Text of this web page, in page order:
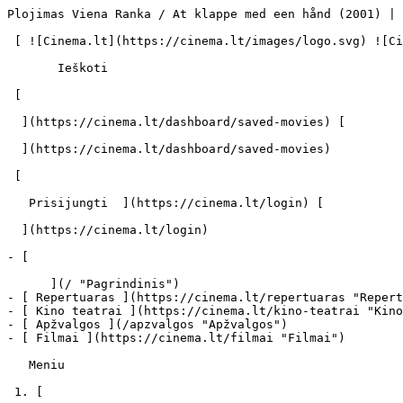
Plojimas Viena Ranka / At klappe med een hånd (2001) | Filmo online info - cinema.lt                            Ieškoti     

 [ ![Cinema.lt](https://cinema.lt/images/logo.svg) ![Cinema.lt](https://cinema.lt/images/favicon.svg) ](https://cinema.lt "Cinema.lt")

       Ieškoti     

 [  

  ](https://cinema.lt/dashboard/saved-movies) [  

  ](https://cinema.lt/dashboard/saved-movies)

 [  

   Prisijungti  ](https://cinema.lt/login) [  

  ](https://cinema.lt/login) 

- [  

      ](/ "Pagrindinis")
- [ Repertuaras ](https://cinema.lt/repertuaras "Repertuaras")
- [ Kino teatrai ](https://cinema.lt/kino-teatrai "Kino teatrai")
- [ Apžvalgos ](/apzvalgos "Apžvalgos")
- [ Filmai ](https://cinema.lt/filmai "Filmai")

   Meniu   

 1. [ 

      cinema.lt  ](/)
2. [  Filmai  ](https://cinema.lt/filmai)
3. Plojimas Viena Ranka

   ![](https://cinema.lt/images/bookmarks/bookmark.svg)   

 [    ![Plojimas Viena Ranka filmo online nuotraukos](https://s3.eu-central-1.amazonaws.com/cinema-lt/images/movies/poster/a6a1461c68122cb01a2a45e80b5fc64d/c/kgVR1WcVS3tf2PBe-2xl.webp)  ](https://s3.eu-central-1.amazonaws.com/cinema-lt/images/movies/poster/a6a1461c68122cb01a2a45e80b5fc64d/c/kgVR1WcVS3tf2PBe-full.jpg) 

   ![](https://cinema.lt/images/bookmarks/bookmark.svg)   

 [    ![Plojimas Viena Ranka filmo online nuotraukos](https://s3.eu-central-1.amazonaws.com/cinema-lt/images/movies/poster/a6a1461c68122cb01a2a45e80b5fc64d/c/kgVR1WcVS3tf2PBe-2xl.webp)  ](https://s3.eu-central-1.amazonaws.com/cinema-lt/images/movies/poster/a6a1461c68122cb01a2a45e80b5fc64d/c/kgVR1WcVS3tf2PBe-full.jpg) 

Plojimas Viena Ranka At klappe med een hånd At Klappe Med Een Hånd 
===================================================================

 [ Komedija ](https://cinema.lt/zanrai/komedijos "Komedija") [ Drama ](https://cinema.lt/zanrai/dramos "Drama") 

 1 val. 25 min. 

 ![imdb](https://cinema.lt/images/ratings/imdb.svg) 6.6 

 [  Filmo informacija   

  ](#storyline-with-details) 

 [ Komedija ](https://cinema.lt/zanrai/komedijos "Komedija") [ Drama ](https://cinema.lt/zanrai/dramos "Drama") 

 ![imdb](https://cinema.lt/images/ratings/imdb.svg) 6.6 

 [ Premjera 2001 m. rugpjūčio 17 d. 

 Nerodomas kino teatruose 

 ](#repertoire) 

 Dalintis

 [ ![Facebook](https://cinema.lt/images/socials/facebook_icon_white.svg) ](https://www.facebook.com/sharer/sharer.php?u=https%3A%2F%2Fcinema.lt%2Ffilmai%2Fplojimas-viena-ranka)[ ![Messenger](https://cinema.lt/images/socials/messenger_icon_white.svg) ](https://www.facebook.com/dialog/send?link=https%3A%2F%2Fcinema.lt%2Ffilmai%2Fplojimas-viena-ranka&redirect_uri=https%3A%2F%2Fcinema.lt%2Ffilmai%2Fplojimas-viena-ranka)[ ![LinkedIn](https://cinema.lt/images/socials/linkedin_icon_white.svg) ](https://www.linkedin.com/sharing/share-offsite/?url=https%3A%2F%2Fcinema.lt%2Ffilmai%2Fplojimas-viena-ranka)  

  Kino mėgėjų įvertinimas  

  N/A  

   Įvertinti   

 Premjera 2001 m. rugpjūčio 17 d. 

 Nerodomas kino teatruose 

 Nerodomas kino teatruose 

  Kino mėgėjų įvertinimas  

  N/A  

   Įvertinti   

 Dalintis

 [ ![Facebook](https://cinema.lt/images/socials/facebook_icon_white.svg) ](https://www.facebook.com/sharer/sharer.php?u=https%3A%2F%2Fcinema.lt%2Ffilmai%2Fplojimas-viena-ranka)[ ![Messenger](https://cinema.lt/images/socials/messenger_icon_white.svg) ](https://www.facebook.com/dialog/send?link=https%3A%2F%2Fcinema.lt%2Ffilmai%2Fplojimas-viena-ranka&redirect_uri=https%3A%2F%2Fcinema.lt%2Ffilmai%2Fplojimas-viena-ranka)[ ![LinkedIn](https://cinema.lt/images/socials/linkedin_icon_white.svg) ](https://www.linkedin.com/sharing/share-offsite/?url=https%3A%2F%2Fcinema.lt%2Ffilmai%2Fplojimas-viena-ranka)  

 [ Siužetas ](#storyline-with-details) 
---------------------------------------

Verslininkas Erikas Svenssonas parduoda savo firmą ir su gražuole drauge ketina nuleisti inkarą Ispanijoje. Tačiau prieš išvykdamas iš buvusios meilužės vyras gauna laišką, kuriame ši tvirtina esą Erikas yra jos dukros tėvas. Vyriškis pasisamdo laidotuvių organizatorių Andersą ir mėgina išsiaiškinti teisybę.

 Žanras [ Komedijos ](https://cinema.lt/zanrai/komedijos "Komedijos") [ Dramos ](https://cinema.lt/zanrai/dramos "Dramos") 

 Originalo kalba Danų / Danish (DA) 

 Filmo trukmė 1 val. 25 min. 

 Filmo reitingas Imdb: 6.6 

 [ Aktoriai ](#actors) 
-----------------------

 [  Filmo kreditai   

  ](https://cinema.lt/filmai/plojimas-